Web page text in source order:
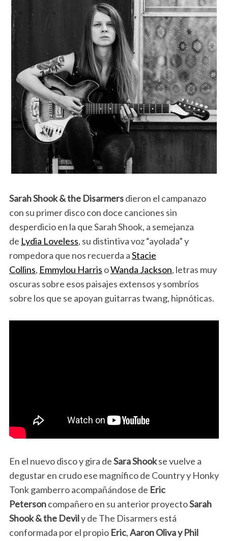
Sarah Shook & the Disarmersdieron el campanazo
con su primer disco con doce canciones sin
desperdicio en la que Sarah Shook, a semejanza
de Lydia Loveless, su distintiva voz “ayolada” y
rompedora que nos recuerda aStacie
Collins, Emmylou Harris oWanda Jackson, letras muy
oscuras sobre esos paisajes extensos y sombríos
sobre los que se apoyan guitarras twang, hipnóticas.
En el nuevo disco y gira deSara Shookse vuelve a
degustar en crudo ese magnífico de Country y Honky
Tonk gamberro acompañándose de Eric
Petersoncompañero en su anterior proyectoSarah
Shook & the Devily de The Disarmers está
conformada por el propio Eric,Aaron Oliva y Phil